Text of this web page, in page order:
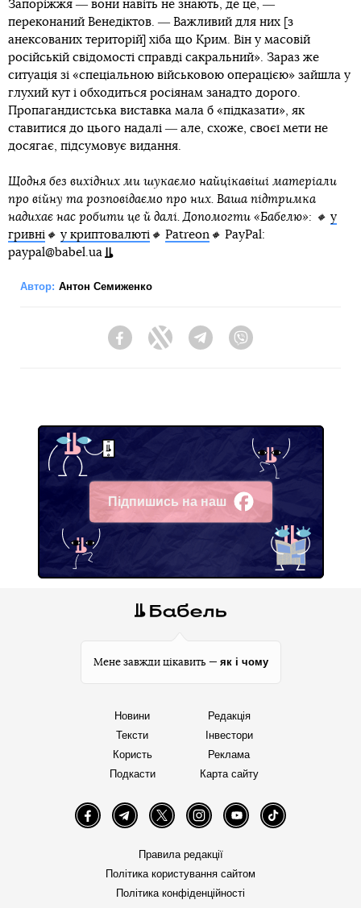
зараз необхідна і що росія йде у правильному напрямку.
Видання цитує результати недавнього опитування
переслідуваної в росії соціологічної служби «Левада-
центр», згідно з яким у 88% росіян кампанія рф в Україні
викликає значну чи дуже значну тривогу. Катерина,
вчителька середнього віку, яка привела на
пропагандистську виставку групу шестикласників, теж не
розуміє, що російська влада робить зараз в Україні.
«Намагались захопити Київ ― і пішли звідти. Скільки
Херсону. Скільки людей через нього загинуло? ― ділиться
вона міркуваннями з кореспондентом. ― У мене є родичі-
чоловіки з військовим досвідом, вони краще розуміють,
що таке війна. Та зараз і вони нічого не можуть сказати».
Утім, втрата Херсону, який за шість тижнів до цього путін
багато, впевнений опальний російський журналіст
влада закрила на початку березня. Менше ніж 10% росіян,
згідно з опитуванням «Левади-центру», назвали
Запоріжжя ― вони навіть не знають, де це, ―
переконаний Венедіктов. ― Важливий для них [з
анексованих територій] хіба що Крим. Він у масовій
російській свідомості справді сакральний». Зараз же
ситуація зі «спеціальною військовою операцією» зайшла у
глухий кут і обходиться росіянам занадто дорого.
Пропагандистська виставка мала б «підказати», як
ставитися до цього надалі ― але, схоже, своєї мети не
досягає, підсумовує видання.
Щодня без вихідних ми шукаємо найцікавіші матеріали
у криптовалюті🔸Patreon🔸PayPal:
Антон Семиженко
FacebookTwitter TelegramViber